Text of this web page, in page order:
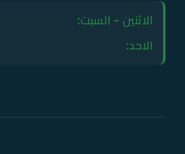
الاثنين - السبت:
الاحد: